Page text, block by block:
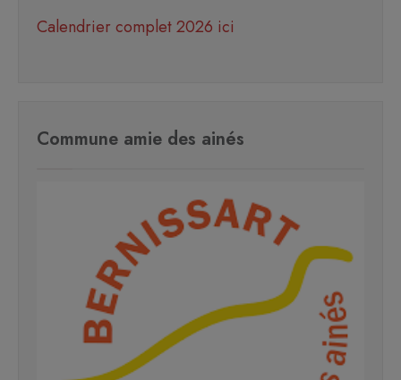
Calendrier complet 2026 ici
Commune amie des ainés